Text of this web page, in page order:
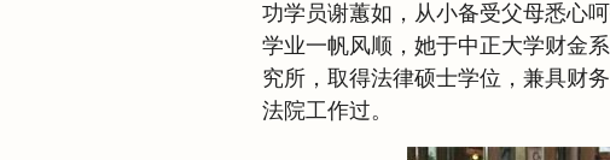
功学员谢蕙如，从小备受父母悉心
学业一帆风顺，她于中正大学财金
究所，取得法律硕士学位，兼具财
法院工作过。